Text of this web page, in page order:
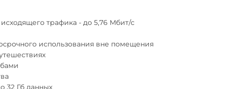
трафика - до 5,76 Мбит/с
использования вне помещения
32 Гб данных